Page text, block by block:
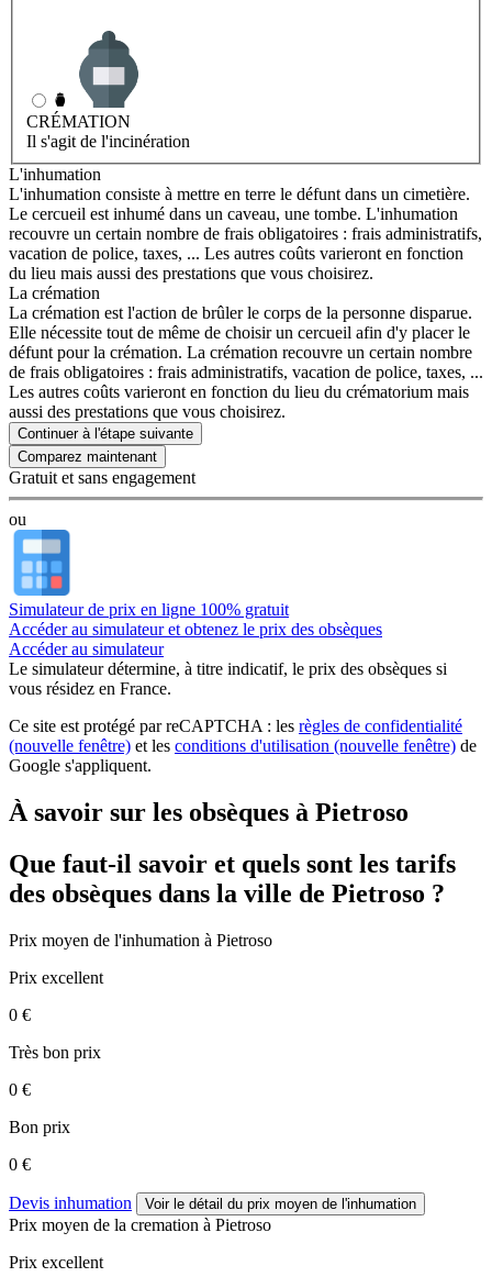
CRÉMATION
Il s'agit de l'incinération
L'inhumation
L'inhumation consiste à mettre en terre le défunt dans un cimetière.
Le cercueil est inhumé dans un caveau, une tombe. L'inhumation
recouvre un certain nombre de frais obligatoires : frais administratifs,
vacation de police, taxes, ... Les autres coûts varieront en fonction
du lieu mais aussi des prestations que vous choisirez.
La crémation
La crémation est l'action de brûler le corps de la personne disparue.
Elle nécessite tout de même de choisir un cercueil afin d'y placer le
défunt pour la crémation. La crémation recouvre un certain nombre
de frais obligatoires : frais administratifs, vacation de police, taxes, ...
Les autres coûts varieront en fonction du lieu du crématorium mais
aussi des prestations que vous choisirez.
Continuer à l'étape suivante
Gratuit et sans engagement
ou
Simulateur de prix en ligne 100% gratuit
Accéder au simulateur et obtenez le prix des obsèques
Accéder au simulateur
Le simulateurdétermine, à titre indicatif, le prix des obsèques si
vous résidez en France.
Ce site est protégé par reCAPTCHA : les règles de confidentialité
(nouvelle fenêtre) et les conditions d'utilisation (nouvelle fenêtre) de
Google s'appliquent.
À savoir sur les obsèques à Pietroso
Que faut-il savoir et quels sont les tarifs
des obsèques dans la ville de Pietroso ?
Prix moyen de l'inhumation à Pietroso
Prix excellent
0 €
Très bon prix
0 €
Bon prix
0 €
Devis inhumation Voir le détail du prix moyen de l'inhumation
Prix moyen de la cremation à Pietroso
Prix excellent